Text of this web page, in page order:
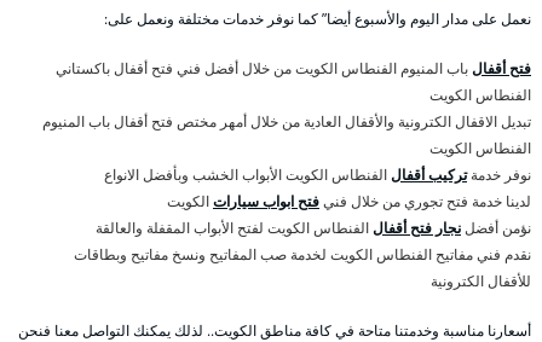
نعمل على مدار اليوم والأسبوع أيضا” كما نوفر خدمات مختلفة ونعمل على:
فتح أقفالباب المنيوم الفنطاس الكويت من خلال أفضل فني فتح أقفال باكستاني
الفنطاس الكويت
تبديل الاقفال الكترونية والأقفال العادية من خلال أمهر مختص فتح أقفال باب المنيوم
الفنطاس الكويت
نوفر خدمةتركيب أقفالالفنطاس الكويت الأبواب الخشب وبأفضل الانواع
لدينا خدمة فتح تجوري من خلال فنيفتح ابواب سياراتالكويت
نؤمن أفضلنجار فتح أقفالالفنطاس الكويت لفتح الأبواب المقفلة والعالقة
نقدم فني مفاتيح الفنطاس الكويت لخدمة صب المفاتيح ونسخ مفاتيح وبطاقات
للأقفال الكترونية
أسعارنا مناسبة وخدمتنا متاحة في كافة مناطق الكويت.. لذلك يمكنك التواصل معنا فنحن